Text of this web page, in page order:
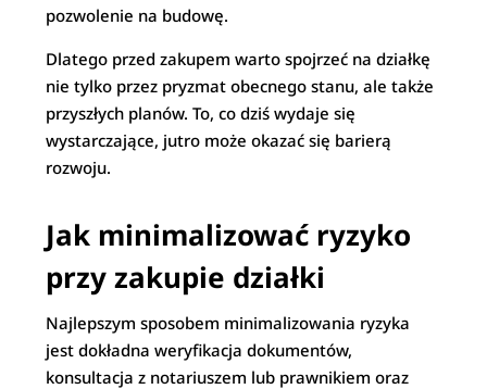
pozwolenie na budowę.
Dlatego przed zakupem warto spojrzeć na działkę
nie tylko przez pryzmat obecnego stanu, ale także
przyszłych planów. To, co dziś wydaje się
wystarczające, jutro może okazać się barierą
rozwoju.
Jak minimalizować ryzyko
przy zakupie działki
Najlepszym sposobem minimalizowania ryzyka
jest dokładna weryfikacja dokumentów,
konsultacja z notariuszem lub prawnikiem oraz